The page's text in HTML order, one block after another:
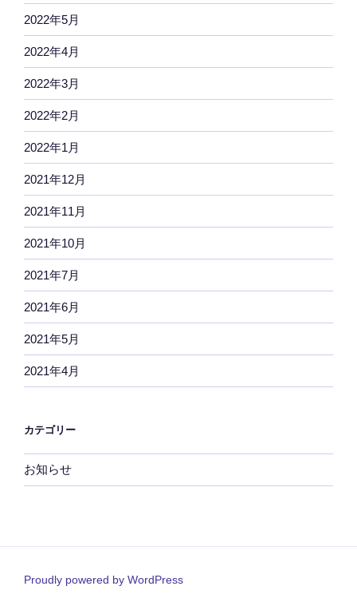
2022年5月
2022年4月
2022年3月
2022年2月
2022年1月
2021年12月
2021年11月
2021年10月
2021年7月
2021年6月
2021年5月
2021年4月
カテゴリー
お知らせ
Proudly powered by WordPress